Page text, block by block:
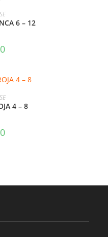
6 – 12
4 – 8